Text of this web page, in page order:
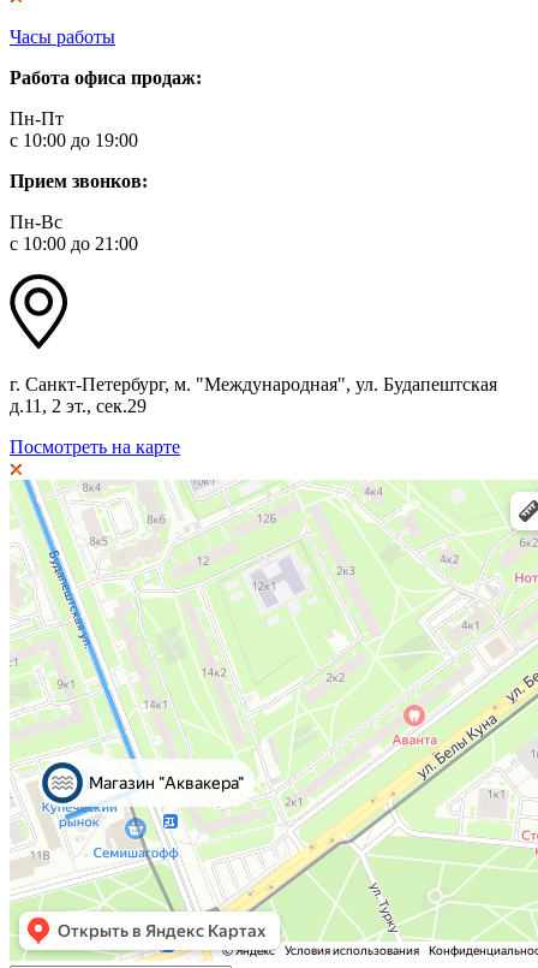
Часы работы
Работа офиса продаж:
Пн-Пт
с 10:00 до 19:00
Прием звонков:
Пн-Вс
с 10:00 до 21:00
г. Санкт-Петербург, м. "Международная", ул. Будапештская
д.11, 2 эт., сек.29
Посмотреть на карте